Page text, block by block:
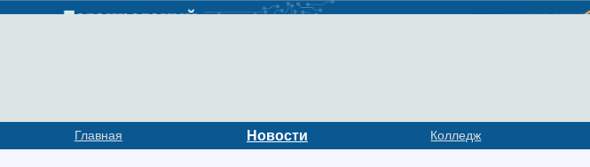
Главная Новости Колледж